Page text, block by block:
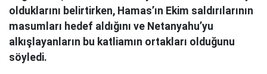
olduklarını belirtirken, Hamas’ın Ekim saldırılarının
masumları hedef aldığını ve Netanyahu’yu
alkışlayanların bu katliamın ortakları olduğunu
söyledi.